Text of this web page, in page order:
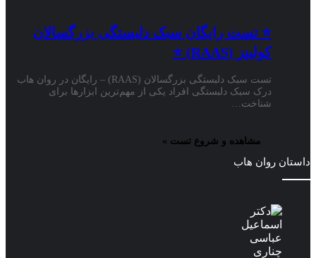
⭐ تست رایگان سبک دلبستگی بزرگسالان
کولینز (RAAS) ⭐
تست سبک دلبستگی بزرگسالان (RAAS) – رایگان در روان هاب
درک سبک دلبستگی افراد یکی از مهم‌ترین ابزارها برای
شناخت…
مشاهده و شروع تست »
داستان روان هاب